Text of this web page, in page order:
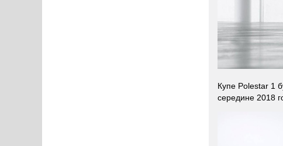
Купе Polestar 1
середине 2018